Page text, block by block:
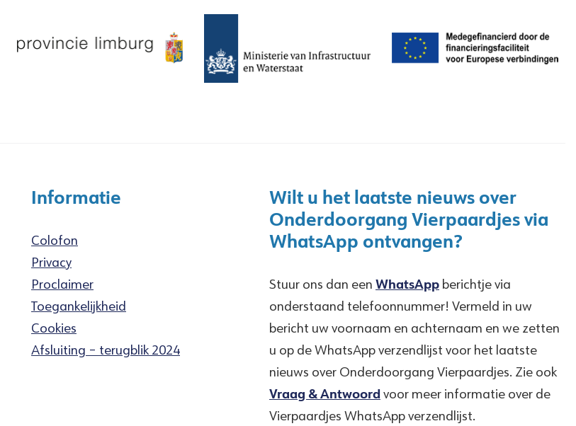
Informatie
Colofon
Privacy
Proclaimer
Toegankelijkheid
Cookies
Afsluiting – terugblik 2024
Wilt u het laatste nieuws over
Onderdoorgang Vierpaardjes via
WhatsApp ontvangen?
Stuur ons dan een WhatsApp berichtje via
onderstaand telefoonnummer! Vermeld in uw
bericht uw voornaam en achternaam en we zetten
u op de WhatsApp verzendlijst voor het laatste
nieuws over Onderdoorgang Vierpaardjes. Zie ook
Vraag & Antwoordvoor meer informatie over de
Vierpaardjes WhatsApp verzendlijst.